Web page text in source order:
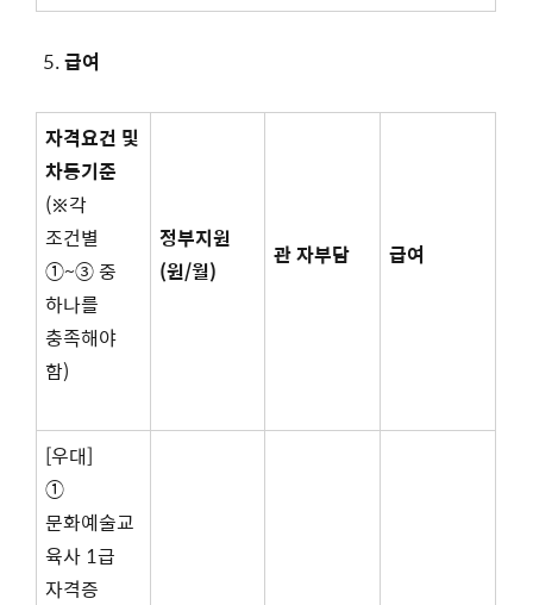
급여
자격요건 및
차등기준
(※각
조건별
①~③ 중
하나를
충족해야
함)
정부지원
(원/월)
관 자부담 급여
[우대]
①
문화예술교
육사 1급
자격증